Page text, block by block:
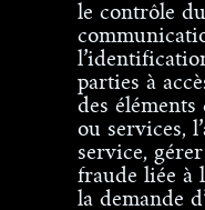
le contrôle
parties à
des
ou services,
service,
fraude liée à
la demande